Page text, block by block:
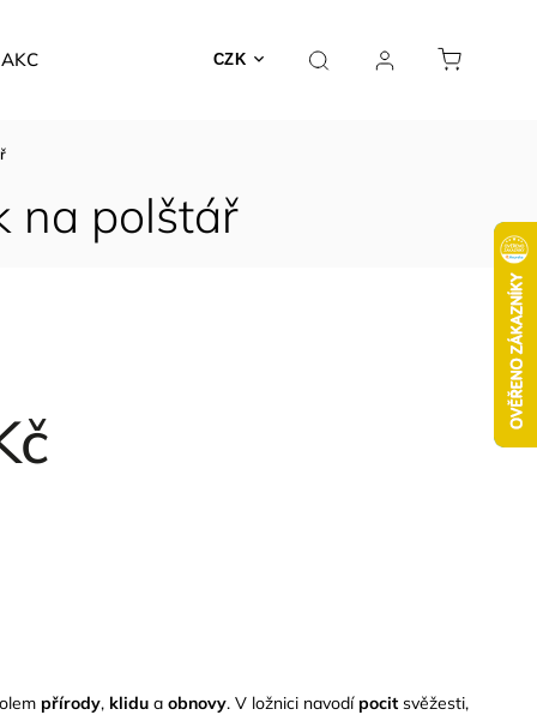
CZK
AKCE
na polštář
přírody, klidu aobnovy. V ložnici navodípocit svěžesti,